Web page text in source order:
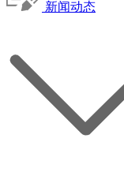
新闻动态